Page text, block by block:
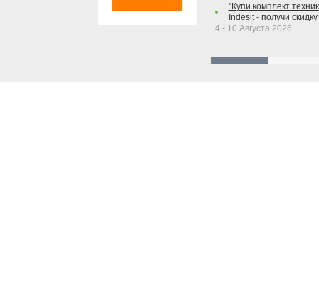
"Купи комплект
Indesit - получи
4 - 10 Августа 2026